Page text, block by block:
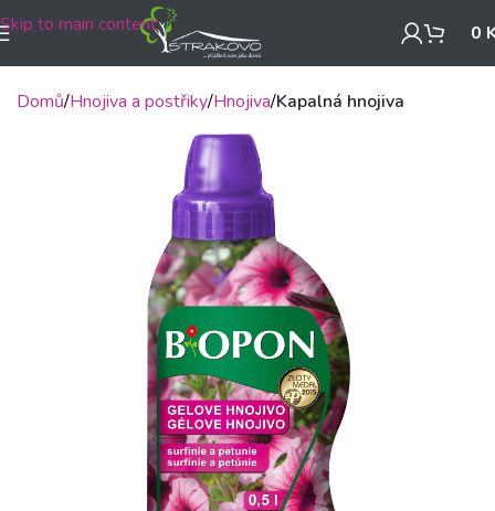
Skip to main content 0
Domů Hnojiva a postřiky Hnojiva Kapalná hnojiva